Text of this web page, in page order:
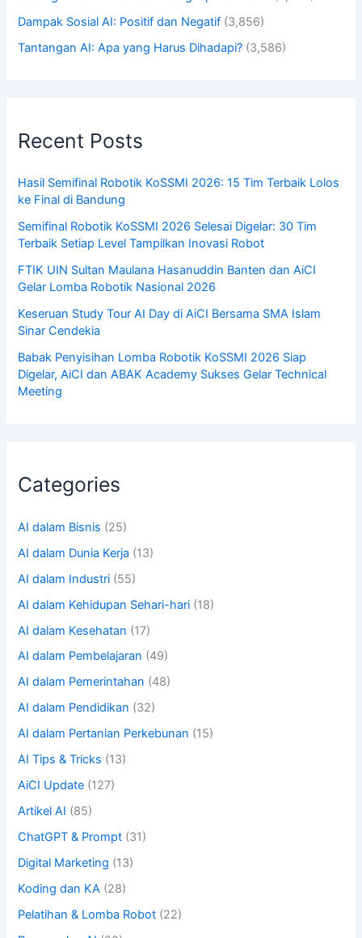
Dampak Sosial AI: Positif dan Negatif (3,856)
Tantangan AI: Apa yang Harus Dihadapi? (3,586)
Recent Posts
Hasil Semifinal Robotik KoSSMI 2026: 15 Tim Terbaik Lolos
ke Final di Bandung
Semifinal Robotik KoSSMI 2026 Selesai Digelar: 30 Tim
Terbaik Setiap Level Tampilkan Inovasi Robot
FTIK UIN Sultan Maulana Hasanuddin Banten dan AiCI
Gelar Lomba Robotik Nasional 2026
Keseruan Study Tour AI Day di AiCI Bersama SMA Islam
Sinar Cendekia
Babak Penyisihan Lomba Robotik KoSSMI 2026 Siap
Digelar, AiCI dan ABAK Academy Sukses Gelar Technical
Meeting
Categories
AI dalam Bisnis (25)
AI dalam Dunia Kerja (13)
AI dalam Industri (55)
AI dalam Kehidupan Sehari-hari (18)
AI dalam Kesehatan (17)
AI dalam Pembelajaran (49)
AI dalam Pemerintahan (48)
AI dalam Pendidikan (32)
AI dalam Pertanian Perkebunan (15)
AI Tips & Tricks (13)
AiCI Update (127)
Artikel AI (85)
ChatGPT & Prompt (31)
Digital Marketing (13)
Koding dan KA (28)
Pelatihan & Lomba Robot (22)